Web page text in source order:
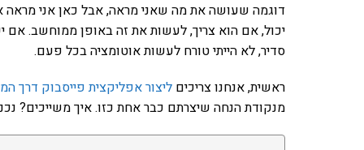
דוגמה שעושה את מה שאני מראה, אבל כאן אני מראה
יכול, אם הוא צריך, לעשות את זה באופן ממוחשב.
סדיר, לא הייתי טורח לעשות אוטומציה בכל פעם.
ראשית, אנחנו צריכים ליצור אפליקצית פייסבוק דרך
מנקודת הנחה שיצרתם כבר אחת כזו. איך משייכים?